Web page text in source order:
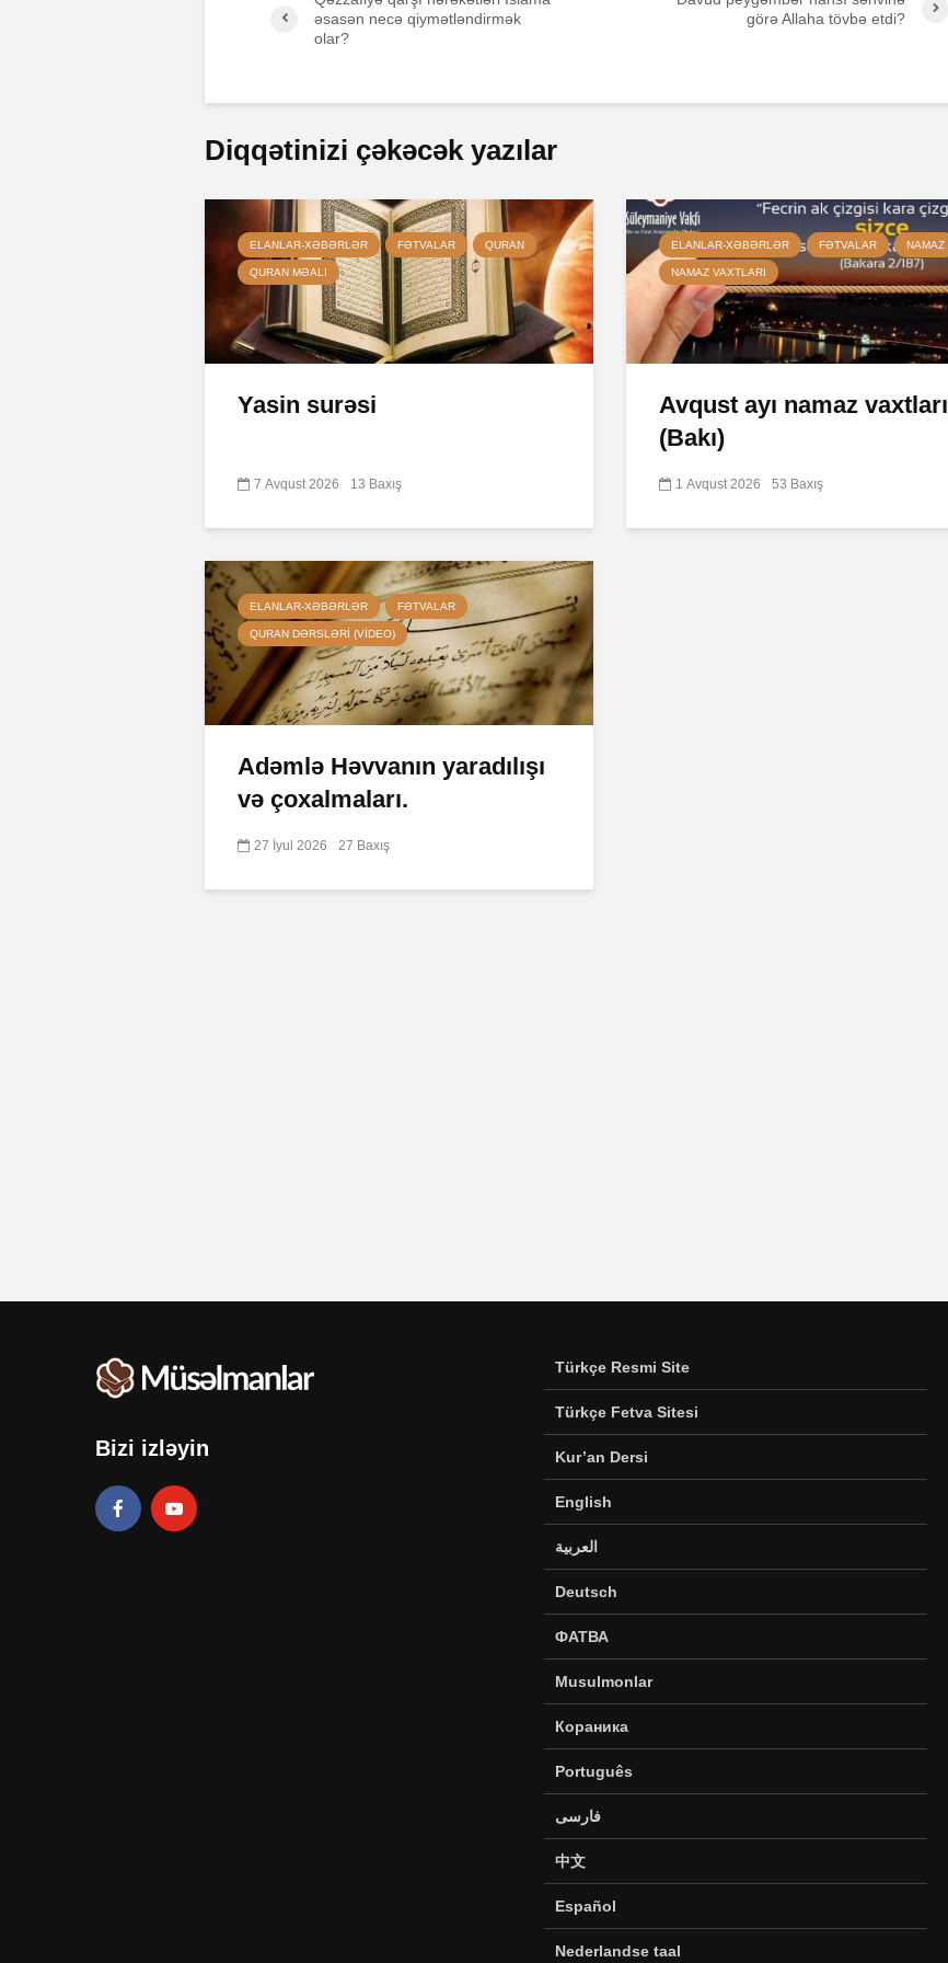
əsasən necə qiymətləndirmək
olar?
görə Allaha tövbə etdi?
Diqqətinizi çəkəcək yazılar
ELANLAR-XƏBƏRLƏR FƏTVALAR QURAN
QURAN MƏALI
Yasin surəsi
7 Avqust 2026 13 Baxış
ELANLAR-XƏBƏRLƏR FƏTVALAR NAMAZ
NAMAZ VAXTLARI
Avqust ayı namaz vaxtları
(Bakı)
1 Avqust 2026 53 Baxış
ELANLAR-XƏBƏRLƏR FƏTVALAR
QURAN DƏRSLƏRI (VIDEO)
Adəmlə Həvvanın yaradılışı
və çoxalmaları.
27 İyul 2026 27 Baxış
Bizi izləyin
Türkçe Resmi Site
Türkçe Fetva Sitesi
Kur’an Dersi
English
العربية
Deutsch
ФАТВА
Musulmonlar
Кораника
Português
فارسی
中文
Español
Nederlandse taal